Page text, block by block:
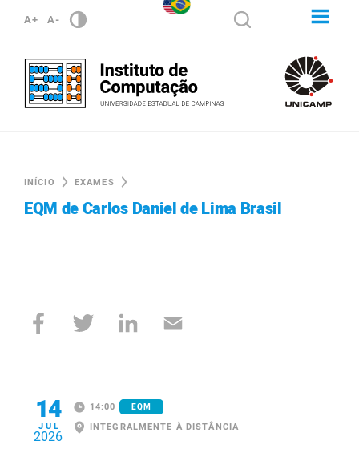
A+ A-
INÍCIO EXAMES
EQM de Carlos Daniel de Lima Brasil
14
JUL
2026
14:00 EQM
INTEGRALMENTE À DISTÂNCIA